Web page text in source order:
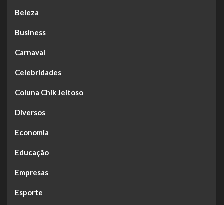
Beleza
Business
Carnaval
Celebridades
Coluna Chik Jeitoso
Diversos
Economia
Educação
Empresas
Esporte